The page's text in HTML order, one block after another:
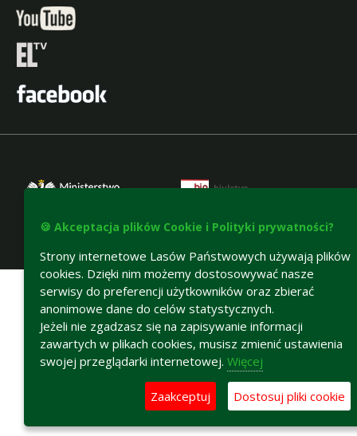
Deklaracja dostępności
🍪 Akceptacja plików Cookie i Polityki prywatności?
Strony internetowe Lasów Państwowych używają plików
cookies. Dzięki nim możemy dostosowywać nasze
serwisy do preferencji użytkowników oraz zbierać
anonimowe dane do celów statystycznych.
Jeżeli nie zgadzasz się na zapisywanie informacji
zawartych w plikach cookies, musisz zmienić ustawienia
swojej przeglądarki internetowej. Więcej
Zaakceptuj Dostosuj pliki cookie